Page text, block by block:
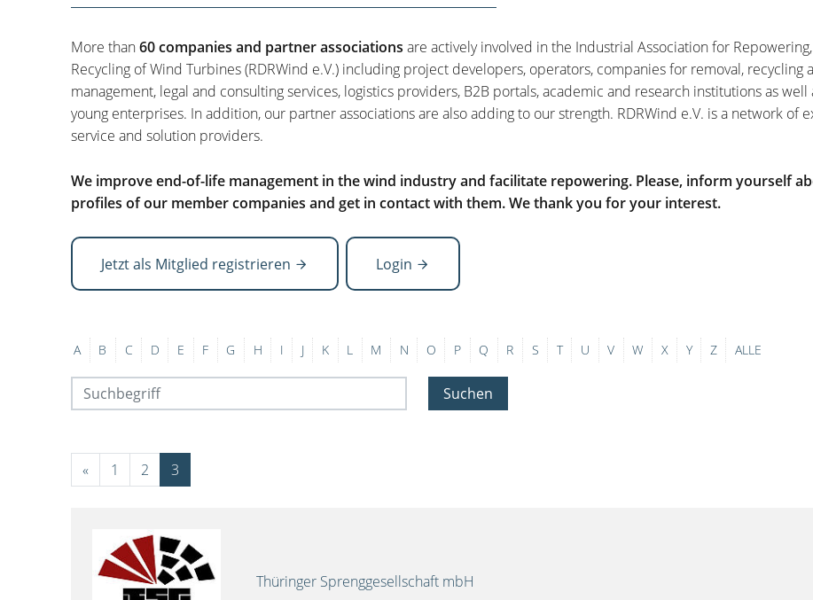
More than60 companies and partner associations are actively involved in the Industrial Association for
Recycling of Wind Turbines (RDRWind e.V.) including project developers, operators, companies for removal, recycling
management, legal and consulting services, logistics providers, B2B portals, academic and research institutions as well
young enterprises. In addition, our partner associations are also adding to our strength. RDRWind e.V. is a network of
service and solution providers.
We improve end-of-life management in the wind industry and facilitate repowering. Please, inform yourself
profiles of our member companies and get in contact with them. We thank you for your interest.
Jetzt als Mitglied registrieren Login
A B C D E F G H I J K L M N O P Q R S T U V W X Y Z ALLE
Suchen
« 1 2 3
Thüringer Sprenggesellschaft mbH